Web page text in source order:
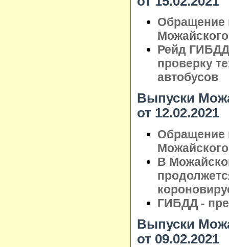
Обращение
Рейд
проверку
автобусов
Выпуски
от 12.02.2021
Обращение
В
ГИБДД -
Выпуски
от 09.02.2021